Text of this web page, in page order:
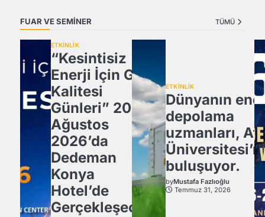
FUAR VE SEMİNER TÜMÜ
ETKİNLİK
“Kesintisiz
Enerji İçin Güç
Kalitesi
Günleri” 20
Ağustos
2026’da
Dedeman
Konya
Hotel’de
Gerçekleşecek
ETKİNLİK
Dünyanın
depolama
uzmanları,
buluşuyor.
byMustafa Fazlıoğlu
Temmuz 31, 2026